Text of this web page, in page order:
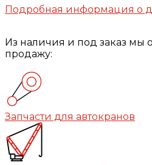
Подробная информация о
Из наличия и под заказ мы
продажу:
Запчасти для автокранов